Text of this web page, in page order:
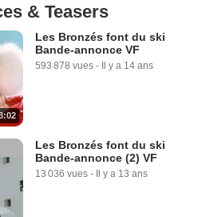
& Teasers
Les Bronzés font du ski
Bande-annonce VF
593 878 vues - Il y a 14 ans
Les Bronzés font du ski
Bande-annonce (2) VF
13 036 vues - Il y a 13 ans